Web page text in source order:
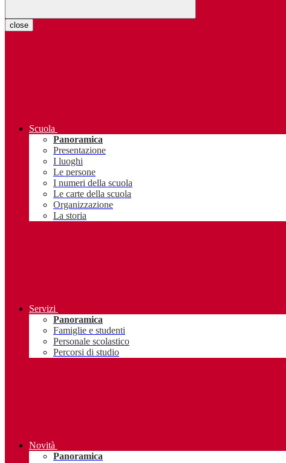
close
Scuola
Panoramica
Presentazione
I luoghi
Le persone
I numeri della scuola
Le carte della scuola
Organizzazione
La storia
Servizi
Panoramica
Famiglie e studenti
Personale scolastico
Percorsi di studio
Novità
Panoramica